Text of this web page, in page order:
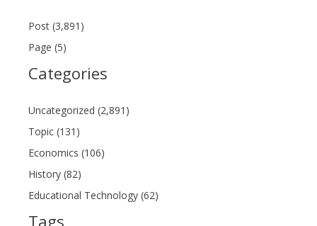
Post (3,891)
Page (5)
Categories
Uncategorized (2,891)
Topic (131)
Economics (106)
History (82)
Educational Technology (62)
Tags